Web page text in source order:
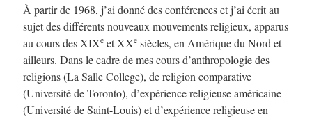
À partir de 1968, j’ai donné des conférences et j’ai écrit au
sujet des différents nouveaux mouvements religieux, apparus
au cours des XIXe et XXe siècles, en Amérique du Nord et
ailleurs. Dans le cadre de mes cours d’anthropologie des
religions (La Salle College), de religion comparative
(Université de Toronto), d’expérience religieuse américaine
(Université de Saint-Louis) et d’expérience religieuse en